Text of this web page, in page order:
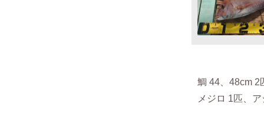
鯛 44、48cm 2
メジロ 1匹、